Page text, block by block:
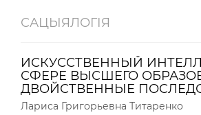
САЦЫЯЛОГІЯ
ИСКУССТВЕННЫЙ
СФЕРЕ ВЫСШЕГО
ДВОЙСТВЕННЫЕ
Лариса Григорьевна Титаренко